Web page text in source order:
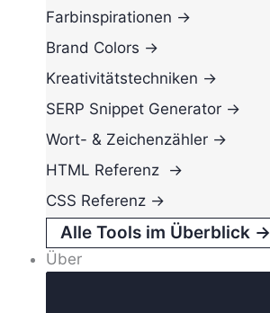
Farbinspirationen →
Brand Colors →
Kreativitätstechniken →
SERP Snippet Generator →
Wort- & Zeichenzähler →
HTML Referenz →
CSS Referenz →
Alle Tools im Überblick →
Über